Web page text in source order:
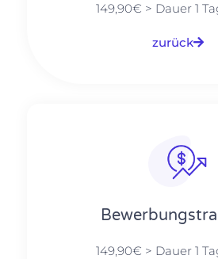
149,90€ > Dauer 1
zurück
149,90€ > Dauer 1